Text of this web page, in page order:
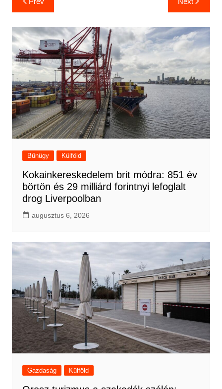
navigáció
Bűnügy Külföld
Kokainkereskedelem brit módra: 851 év
börtön és 29 milliárd forintnyi lefoglalt
drog Liverpoolban
augusztus 6, 2026
Gazdaság Külföld